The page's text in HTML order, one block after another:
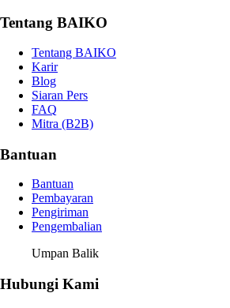
Tentang BAIKO
Tentang BAIKO
Karir
Blog
Siaran Pers
FAQ
Mitra (B2B)
Bantuan
Bantuan
Pembayaran
Pengiriman
Pengembalian
Umpan Balik
Hubungi Kami